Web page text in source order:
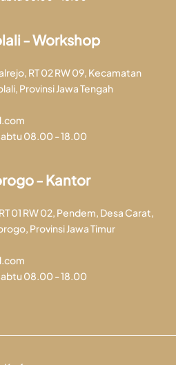
- Workshop
RT 02 RW 09, Kecamatan
Provinsi Jawa Tengah
08.00 - 18.00
- Kantor
01 RW 02, Pendem, Desa Carat,
Provinsi Jawa Timur
08.00 - 18.00